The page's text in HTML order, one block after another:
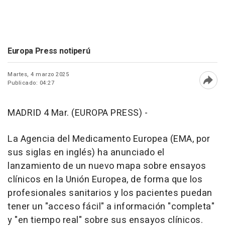
Europa Press notiperú
Martes, 4 marzo 2025
Publicado: 04:27
MADRID 4 Mar. (EUROPA PRESS) -
La Agencia del Medicamento Europea (EMA, por
sus siglas en inglés) ha anunciado el
lanzamiento de un nuevo mapa sobre ensayos
clínicos en la Unión Europea, de forma que los
profesionales sanitarios y los pacientes puedan
tener un "acceso fácil" a información "completa"
y "en tiempo real" sobre sus ensayos clínicos.